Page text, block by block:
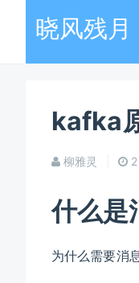
晓风残月
kafka
柳雅灵
什么是
为什么需要消